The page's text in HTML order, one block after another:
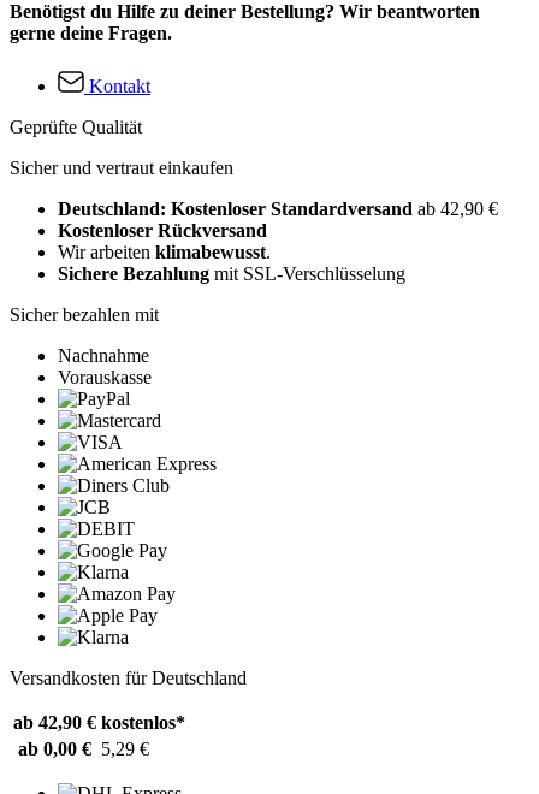
Benötigst du Hilfe zu deiner Bestellung? Wir beantworten
gerne deine Fragen.
Kontakt
Geprüfte Qualität
Sicher und vertraut einkaufen
Deutschland: Kostenloser Standardversand ab 42,90 €
Kostenloser Rückversand
Wir arbeiten klimabewusst.
Sichere Bezahlung mit SSL-Verschlüsselung
Sicher bezahlen mit
Nachnahme
Vorauskasse
Versandkosten für Deutschland
ab 42,90 € kostenlos*
ab 0,00 € 5,29 €